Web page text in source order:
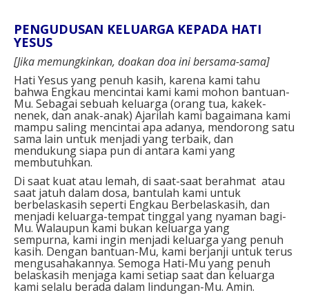
PENGUDUSAN KELUARGA KEPADA HATI
YESUS
[Jika memungkinkan, doakan doa ini bersama-sama]
Hati Yesus yang penuh kasih, karena kami tahu
bahwa Engkau mencintai kami kami mohon bantuan-
Mu. Sebagai sebuah keluarga (orang tua, kakek-
nenek, dan anak-anak) Ajarilah kami bagaimana kami
mampu saling mencintai apa adanya, mendorong satu
sama lain untuk menjadi yang terbaik, dan
mendukung siapa pun di antara kami yang
membutuhkan.
Di saat kuat atau lemah, di saat-saat berahmat atau
saat jatuh dalam dosa, bantulah kami untuk
berbelaskasih seperti Engkau Berbelaskasih, dan
menjadi keluarga-tempat tinggal yang nyaman bagi-
Mu. Walaupun kami bukan keluarga yang
sempurna, kami ingin menjadi keluarga yang penuh
kasih. Dengan bantuan-Mu, kami berjanji untuk terus
mengusahakannya. Semoga Hati-Mu yang penuh
belaskasih menjaga kami setiap saat dan keluarga
kami selalu berada dalam lindungan-Mu. Amin.